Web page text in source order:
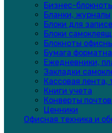
Бизнес-
Бланки, журналы
Блоки для
Блоки
Блокноты
Бумага
Ежедневники,
Закладки
Кассовая лента,
Книги учета
Конверты
Ценники
Офисная техника и